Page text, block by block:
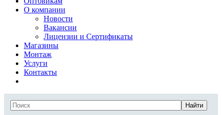
О компании
Новости
Вакансии
Лицензии и Сертификаты
Магазины
Монтаж
Услуги
Контакты
Найти